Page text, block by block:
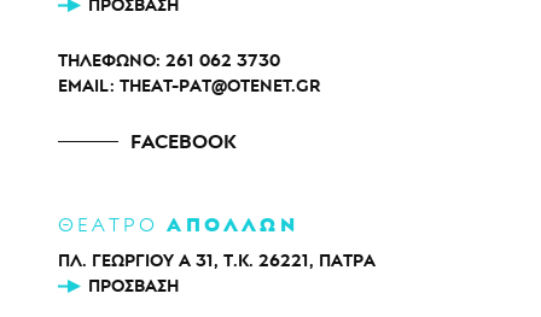
ΠΡΌΣΒΑΣΗ
ΤΗΛΕΦΩΝΟ: 261 062 3730
EMAIL: THEAT-PAT@OTENET.GR
FACEBOOK
ΘΕΑΤΡΟΑΠΟΛΛΩΝ
ΠΛ. ΓΕΩΡΓΙΟΥ Α 31, Τ.Κ. 26221, ΠΑΤΡΑ
ΠΡΌΣΒΑΣΗ